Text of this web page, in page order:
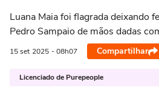
Luana Maia foi flagrada deixando
Pedro Sampaio de mãos dadas
15 set 2025 - 08h07 Compartilhar
Licenciado de Purepeople